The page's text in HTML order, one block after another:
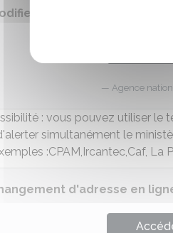
l'adresse de sa carte
Agence
: vous pouvez utiliser le
simultanément le
:CPAM,Ircantec,Caf, La
d'adresse en